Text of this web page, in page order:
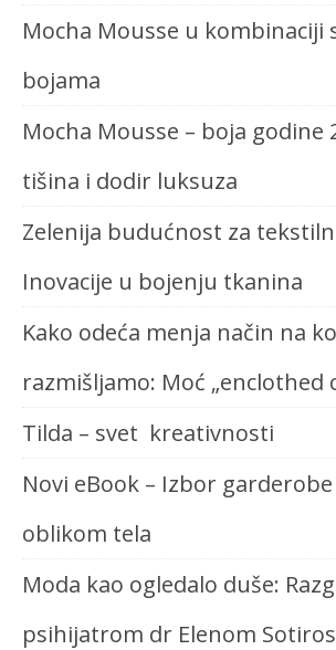
Mocha Mousse u kombinaciji
bojama
Mocha Mousse – boja godine
tišina i dodir luksuza
Zelenija budućnost za
Inovacije u bojenju tkanina
Kako odeća menja način na
razmišljamo: Moć „enclothed
Tilda – svet kreativnosti
Novi eBook – Izbor
oblikom tela
Moda kao ogledalo duše:
psihijatrom dr Elenom